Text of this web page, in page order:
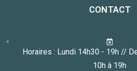
CONTACT
Horaires : Lundi 14h30 - 19h //
10h à 19h